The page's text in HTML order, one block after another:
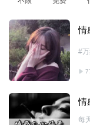
情
#
情
每